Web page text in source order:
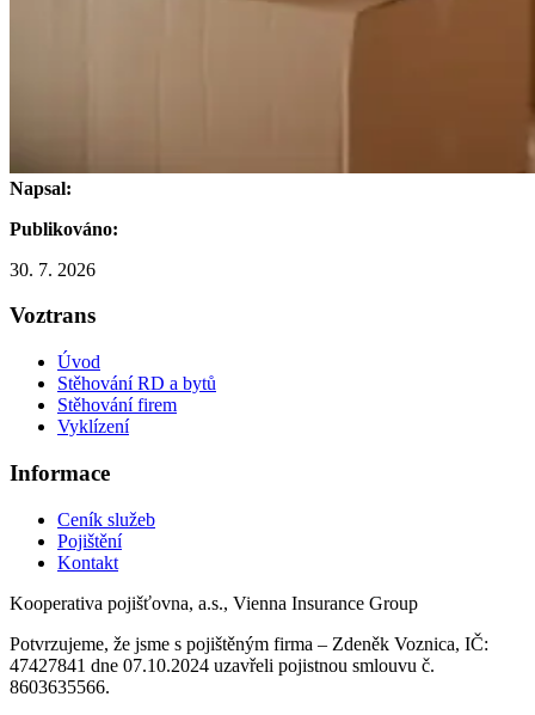
Napsal:
Publikováno:
30. 7. 2026
Voztrans
Úvod
Stěhování RD a bytů
Stěhování firem
Vyklízení
Informace
Ceník služeb
Pojištění
Kontakt
Kooperativa pojišťovna, a.s., Vienna Insurance Group
Potvrzujeme, že jsme s pojištěným firma – Zdeněk Voznica, IČ:
47427841 dne 07.10.2024 uzavřeli pojistnou smlouvu č.
8603635566.